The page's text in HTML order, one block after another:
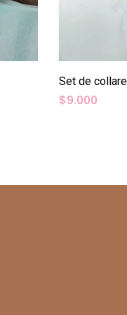
Set de
$9.000